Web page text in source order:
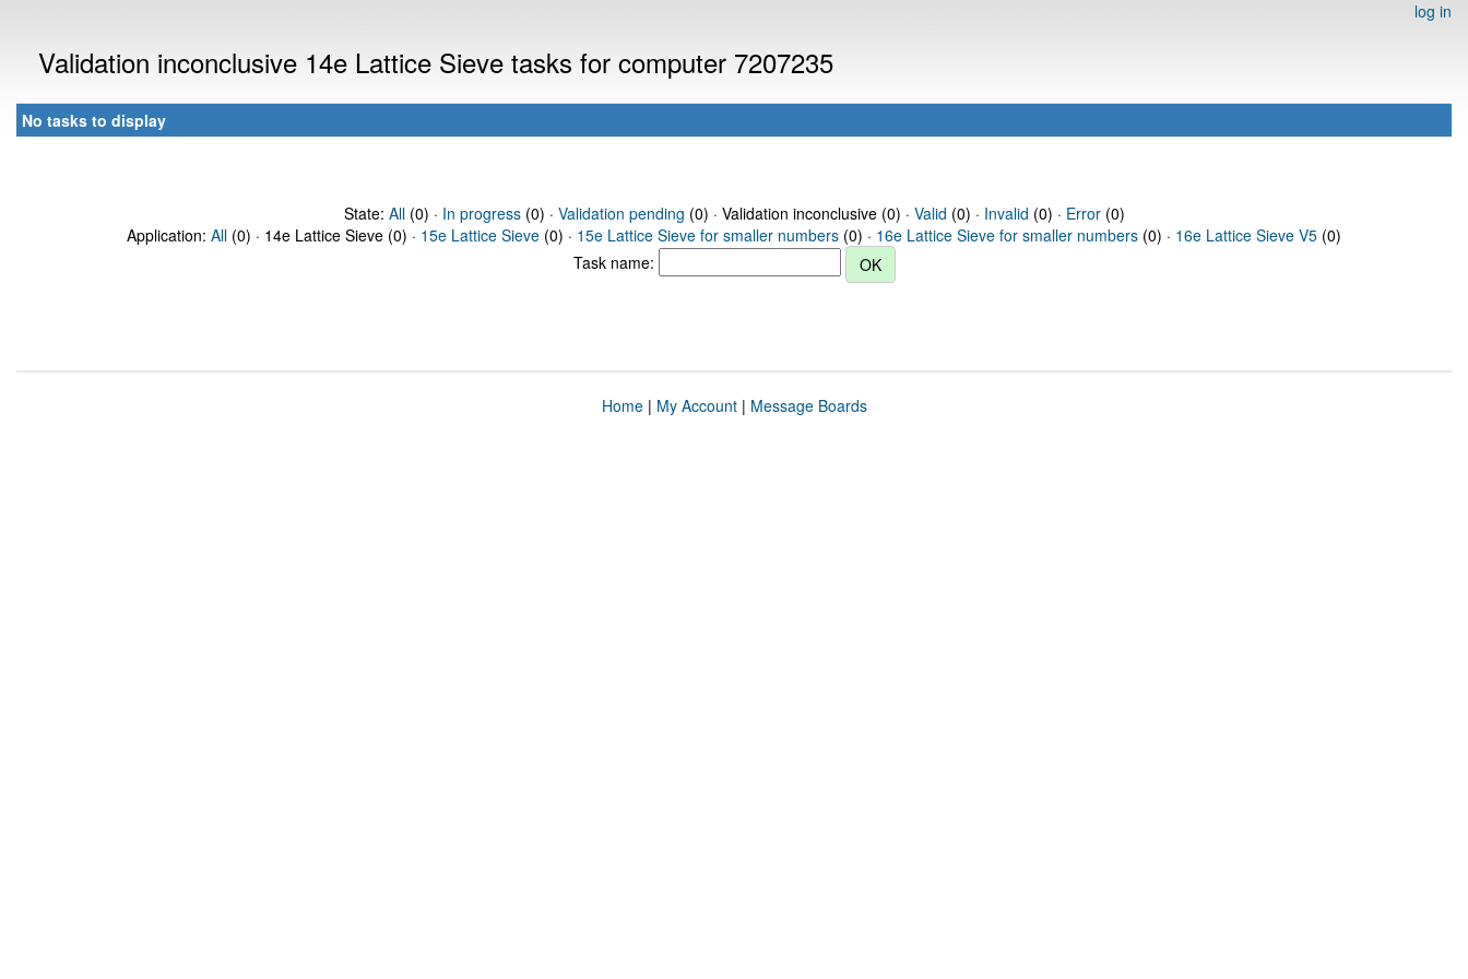
log in
Validation inconclusive 14e Lattice Sieve tasks for computer 7207235
No tasks to display
State: All(0) · In progress(0) · Validation pending (0) · Validation inconclusive (0) · Valid (0) · Invalid (0) · Error(0)
Application: All (0) · 14e Lattice Sieve (0) · 15e Lattice Sieve (0) · 15e Lattice Sieve for smaller numbers (0) · 16e Lattice Sieve for smaller numbers (0) · 16e Lattice Sieve V5 (0)
Task name:
Home| My Account| Message Boards